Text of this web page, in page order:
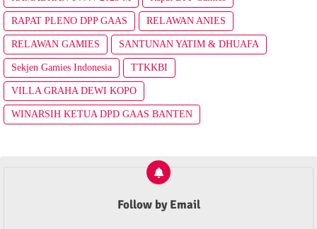
RAPAT PLENO DPP GAAS RELAWAN ANIES
RELAWAN GAMIES SANTUNAN YATIM & DHUAFA
Sekjen Gamies Indonesia TTKKBI
VILLA GRAHA DEWI KOPO
WINARSIH KETUA DPD GAAS BANTEN
Follow by Email